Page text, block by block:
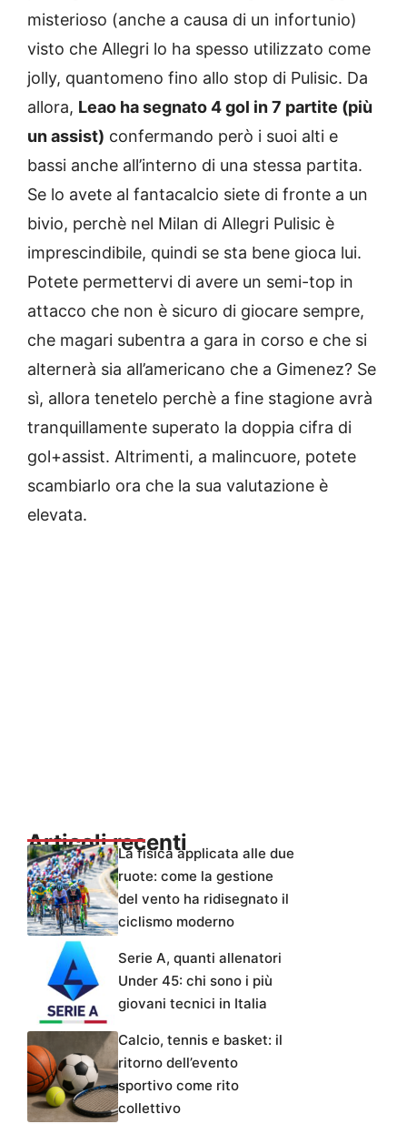
misterioso (anche a causa di un infortunio)
visto che Allegri lo ha spesso utilizzato come
jolly, quantomeno fino allo stop di Pulisic. Da
allora, Leao ha segnato 4 gol in 7 partite (più
un assist) confermando però i suoi alti e
bassi anche all’interno di una stessa partita.
Se lo avete al fantacalcio siete di fronte a un
bivio, perchè nel Milan di Allegri Pulisic è
imprescindibile, quindi se sta bene gioca lui.
Potete permettervi di avere un semi-top in
attacco che non è sicuro di giocare sempre,
che magari subentra a gara in corso e che si
alternerà sia all’americano che a Gimenez? Se
sì, allora tenetelo perchè a fine stagione avrà
tranquillamente superato la doppia cifra di
gol+assist. Altrimenti, a malincuore, potete
scambiarlo ora che la sua valutazione è
elevata.
Articoli recentiLa fisica applicata alle due
ruote: come la gestione
del vento ha ridisegnato il
ciclismo moderno
Serie A, quanti allenatori
Under 45: chi sono i più
giovani tecnici in Italia
Calcio, tennis e basket: il
ritorno dell’evento
sportivo come rito
collettivo